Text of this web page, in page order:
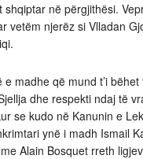
shqiptar në përgjithësi.
vetëm njerëz si Vlladan
e madhe që mund t’i
dhe respekti ndaj të
se kudo në Kanunin e
ynë i madh Ismail
Alain Bosquet rreth